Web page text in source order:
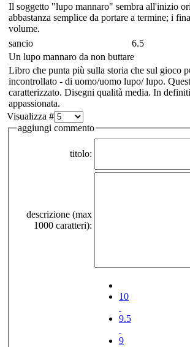
Il soggetto "lupo mannaro" sembra all'inizio
abbastanza semplice da portare a termine; i
volume.
sancio
6.5
Un lupo mannaro da non buttare
Libro che punta più sulla storia che sul gioco
incontrollato - di uomo/uomo lupo/ lupo.
caratterizzato. Disegni qualità media. In
appassionata.
Visualizza #
aggiungi commento
titolo:
descrizione (max
1000 caratteri):
10
9.5
9